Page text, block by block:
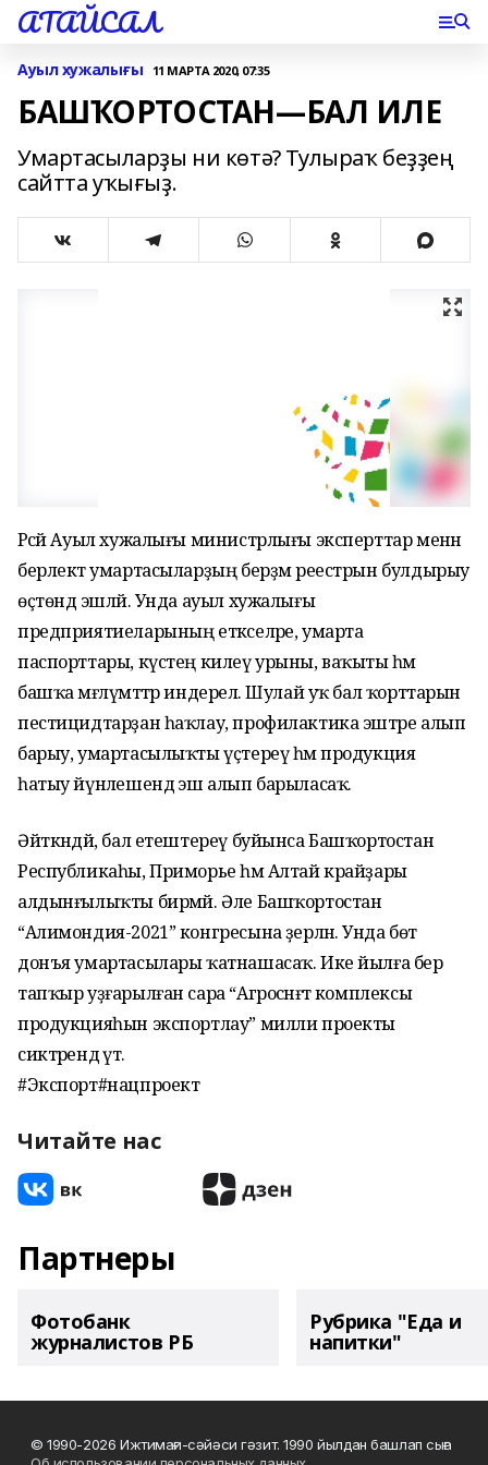
АТАЙСАЛ
Ауыл хужалығы 11 МАРТА 2020, 07:35
БАШҠОРТОСТАН—БАЛ ИЛЕ
Умартасыларҙы ни көтә? Тулыраҡ беҙҙең
сайтта уҡығыҙ.
Рәсәй Ауыл хужалығы министрлығы эксперттар менән
берлектә умартасыларҙың берҙәм реестрын булдырыу
өҫтөндә эшләй. Унда ауыл хужалығы
предприятиеларының етәкселәре, умарта
паспорттары, күстең килеү урыны, ваҡыты һәм
башҡа мәғлүмәттәр индерелә. Шулай уҡ бал ҡорттарын
пестицидтарҙан һаҡлау, профилактика эштәре алып
барыу, умартасылыҡты үҫтереү һәм продукция
һатыу йүнәлешендә эш алып барыласаҡ.
Әйткәндәй, бал етештереү буйынса Башҡортостан
Республикаһы, Приморье һәм Алтай крайҙары
алдынғылыҡты бирмәй. Әле Башҡортостан
“Алимондия-2021” конгресына әҙерләнә. Унда бөтә
донъя умартасылары ҡатнашасаҡ. Ике йылға бер
тапҡыр уҙғарылған сара “Агросәнәғәт комплексы
продукцияһын экспортлау” милли проекты
сиктәрендә үтә.
#Экспорт#нацпроект
Читайте нас
Партнеры
Фотобанк
журналистов РБ
Рубрика "Еда и
напитки"
© 1990-2026 Ижтимағи-сәйәси гәзит. 1990 йылдан башлап сыға